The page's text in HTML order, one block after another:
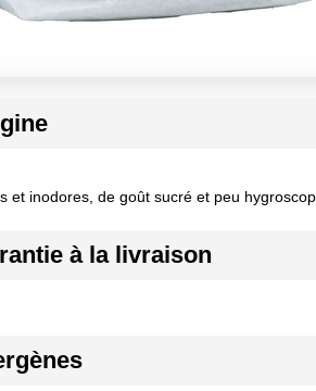
et inodores, de goût sucré et peu
à la livraison